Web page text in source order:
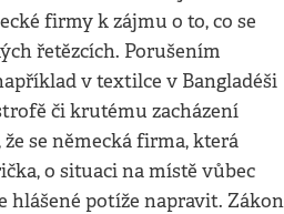
firmy k zájmu o to, co se
řetězcích. Porušením
v textilce v Bangladéši
či krutému zacházení
se německá firma, která
o situaci na místě vůbec
hlášené potíže napravit. Zákon